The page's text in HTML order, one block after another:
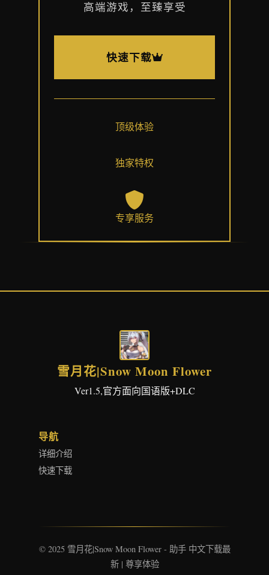
高端游戏，至臻享受
快速下载
顶级体验
独家特权
专享服务
雪月花|Snow Moon Flower
Ver1.5,官方面向国语版+DLC
导航
详细介绍
快速下载
© 2025 雪月花|Snow Moon Flower - 助手 中文下载最
新 | 尊享体验